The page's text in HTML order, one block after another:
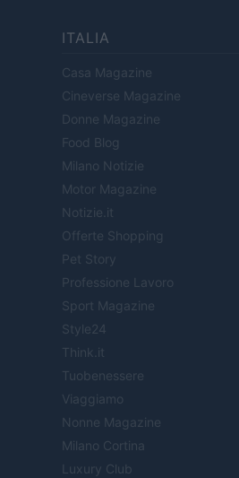
ITALIA
Casa Magazine
Cineverse Magazine
Donne Magazine
Food Blog
Milano Notizie
Motor Magazine
Notizie.it
Offerte Shopping
Pet Story
Professione Lavoro
Sport Magazine
Style24
Think.it
Tuobenessere
Viaggiamo
Nonne Magazine
Milano Cortina
Luxury Club